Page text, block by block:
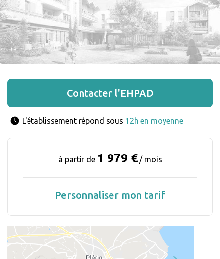
Contacter l'EHPAD
L'établissement répond sous 12h en moyenne
à partir de 1 979 €/ mois
Personnaliser mon tarif